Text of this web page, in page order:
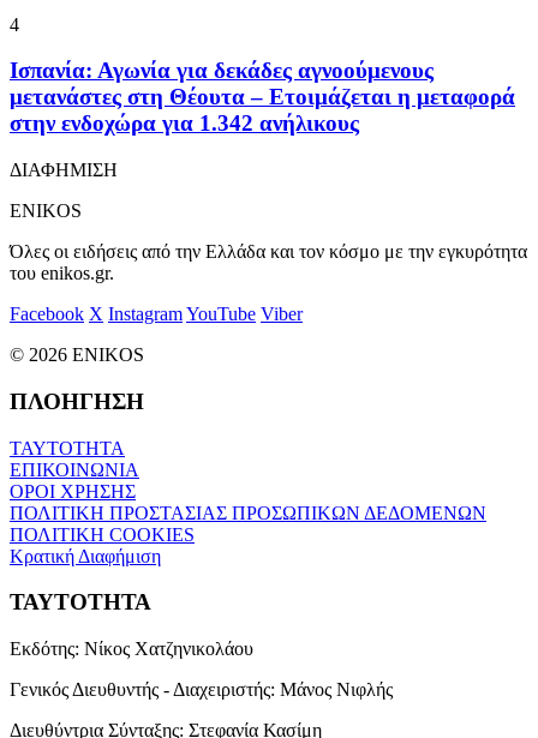
4
Ισπανία: Αγωνία για δεκάδες αγνοούμενους
μετανάστες στη Θέουτα – Ετοιμάζεται η μεταφορά
στην ενδοχώρα για 1.342 ανήλικους
ΔΙΑΦΗΜΙΣΗ
ENIKOS
Όλες οι ειδήσεις από την Ελλάδα και τον κόσμο με την εγκυρότητα
του enikos.gr.
Facebook X InstagramYouTube Viber
© 2026 ENIKOS
ΠΛΟΗΓΗΣΗ
ΤΑΥΤΟΤΗΤΑ
ΕΠΙΚΟΙΝΩΝΙΑ
ΟΡΟΙ ΧΡΗΣΗΣ
ΠΟΛΙΤΙΚΗ ΠΡΟΣΤΑΣΙΑΣ ΠΡΟΣΩΠΙΚΩΝ ΔΕΔΟΜΕΝΩΝ
ΠΟΛΙΤΙΚΗ COOKIES
Κρατική Διαφήμιση
ΤΑΥΤΟΤΗΤΑ
Εκδότης: Νίκος Χατζηνικολάου
Γενικός Διευθυντής - Διαχειριστής: Μάνος Νιφλής
Διευθύντρια Σύνταξης: Στεφανία Κασίμη